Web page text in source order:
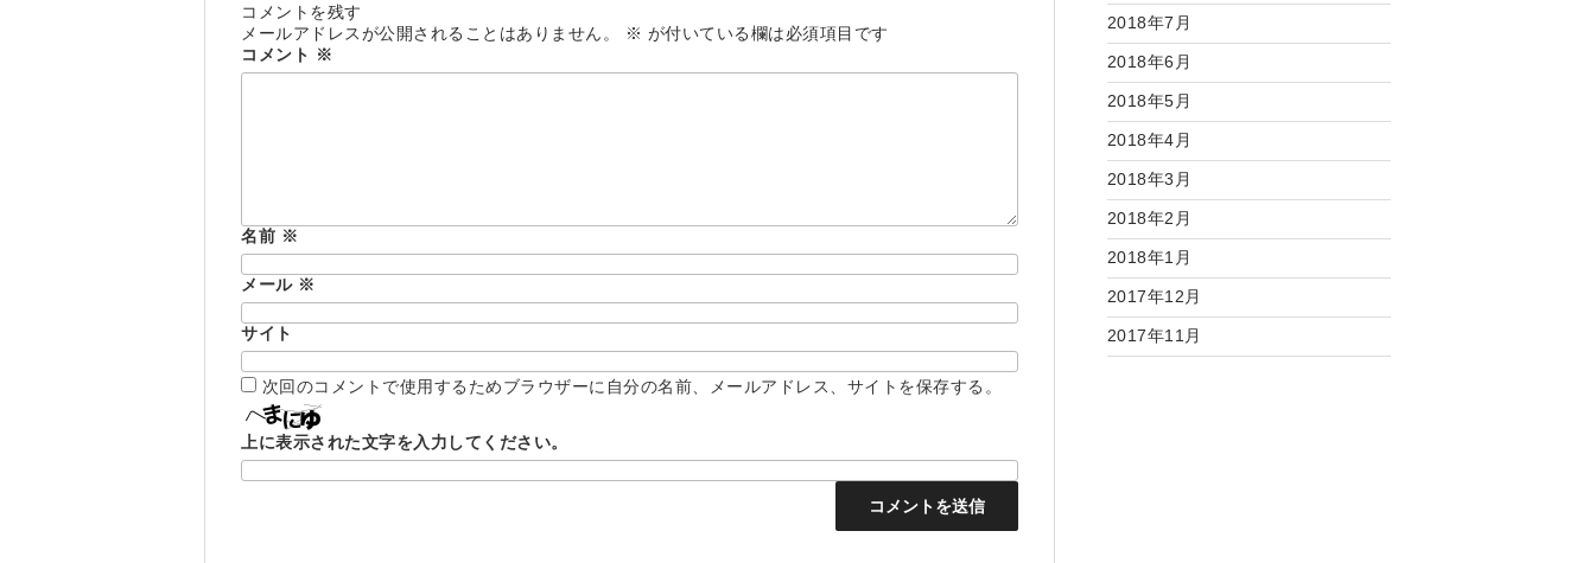
コメントを残す
メールアドレスが公開されることはありません。
※ が付いている欄は必須項目です
コメント ※
名前 ※
メール ※
サイト
次回のコメントで使用するためブラウザーに自分の名前、メールアドレス、サイトを保存する。
上に表示された文字を入力してください。
2018年7月
2018年6月
2018年5月
2018年4月
2018年3月
2018年2月
2018年1月
2017年12月
2017年11月